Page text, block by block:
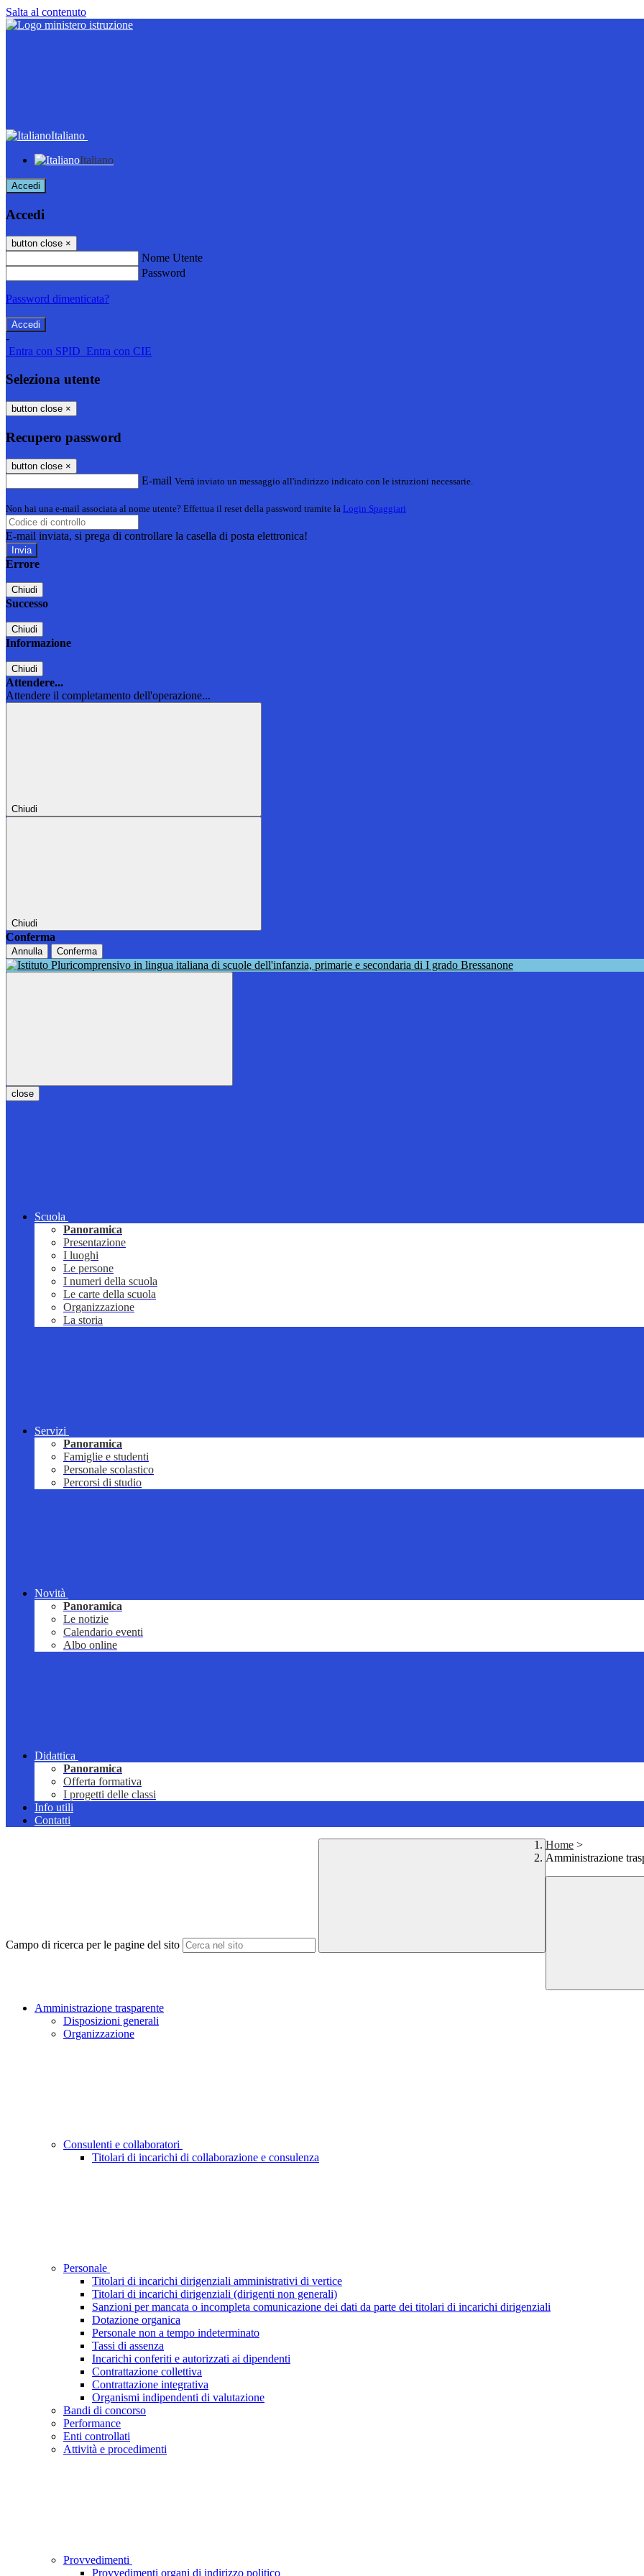
Salta al contenuto
Italiano
Italiano
Accedi
Accedi
button close ×
Nome Utente
Password
Password dimenticata?
-
Entra con SPID Entra con CIE
Seleziona utente
button close ×
Recupero password
button close ×
E-mail Verrà inviato un messaggio all'indirizzo indicato con le istruzioni necessarie.
Non hai una e-mail associata al nome utente? Effettua il reset della password tramite la Login Spaggiari
E-mail inviata, si prega di controllare la casella di posta elettronica!
Errore
Chiudi
Successo
Chiudi
Informazione
Chiudi
Attendere...
Attendere il completamento dell'operazione...
Chiudi
Chiudi
Conferma
Annulla Conferma
close
Scuola
Panoramica
Presentazione
I luoghi
Le persone
I numeri della scuola
Le carte della scuola
Organizzazione
La storia
Servizi
Panoramica
Famiglie e studenti
Personale scolastico
Percorsi di studio
Novità
Panoramica
Le notizie
Calendario eventi
Albo online
Didattica
Panoramica
Offerta formativa
I progetti delle classi
Info utili
Contatti
Campo di ricerca per le pagine del sito
Home >
Amministrazione
Amministrazione trasparente
Disposizioni generali
Organizzazione
Consulenti e collaboratori
Titolari di incarichi di collaborazione e consulenza
Personale
Titolari di incarichi dirigenziali amministrativi di vertice
Titolari di incarichi dirigenziali (dirigenti non generali)
Sanzioni per mancata o incompleta comunicazione dei dati da parte dei titolari di incarichi dirigenziali
Dotazione organica
Personale non a tempo indeterminato
Tassi di assenza
Incarichi conferiti e autorizzati ai dipendenti
Contrattazione collettiva
Contrattazione integrativa
Organismi indipendenti di valutazione
Bandi di concorso
Performance
Enti controllati
Attività e procedimenti
Provvedimenti
Provvedimenti organi di indirizzo politico